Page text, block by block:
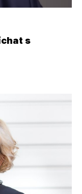
s